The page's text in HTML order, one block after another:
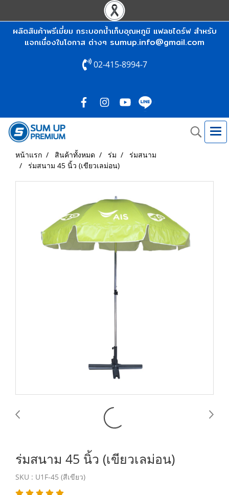
ผลิตสินค้าพรีเมี่ยม กระบอกน้ำเก็บอุณหภูมิ แฟลชไดร์ฟ สำหรับ
แจกเนื่องในโอกาส ต่างๆ sumup.info@gmail.com
02-415-8994-7
หน้าแรก สินค้าทั้งหมด ร่ม
ร่มสนาม
ร่มสนาม 45 นิ้ว (เขียวเลม่อน)
ร่มสนาม 45 นิ้ว (เขียวเลม่อน)
SKU : U1F-45 (สีเขียว)